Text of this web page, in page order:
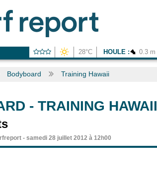
28°C HOULE : 0.3 m
Bodyboard Training Hawaii
- TRAINING HAWAII
- samedi 28 juillet 2012 à 12h00